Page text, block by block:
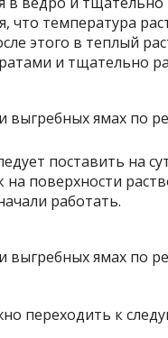
что температура
этого в теплый
и тщательно
поставить на
поверхности
работать.
переходить к